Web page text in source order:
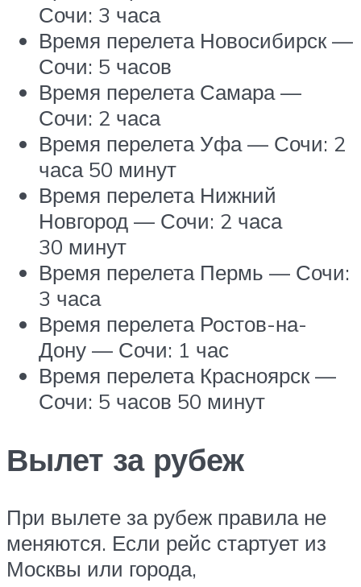
Сочи: 3 часа
Время перелета Новосибирск —
Сочи: 5 часов
Время перелета Самара —
Сочи: 2 часа
Время перелета Уфа — Сочи: 2
часа 50 минут
Время перелета Нижний
Новгород — Сочи: 2 часа
30 минут
Время перелета Пермь — Сочи:
3 часа
Время перелета Ростов-на-
Дону — Сочи: 1 час
Время перелета Красноярск —
Сочи: 5 часов 50 минут
Вылет за рубеж
При вылете за рубеж правила не
меняются. Если рейс стартует из
Москвы или города,